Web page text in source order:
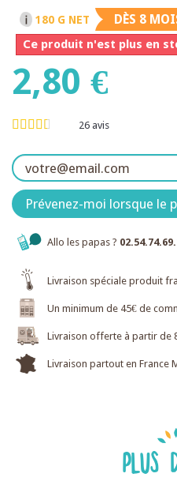
180 G NET DÈS 8
Ce produit n'est plus en
2,80 €
26 avis
Prévenez-moi lorsque le
Allo les papas ?
Livraison spéciale produit
Un minimum de 45€ de
Livraison offerte à partir de
Livraison partout en France
PLUS